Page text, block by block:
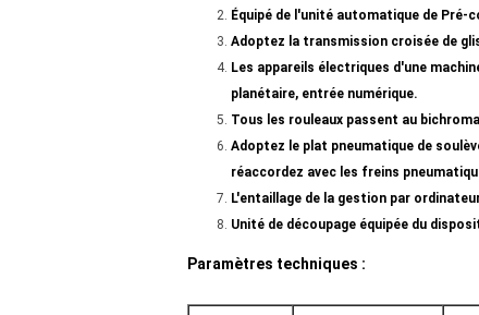
Équipé de l'unité automatique de
Adoptez la transmission croisée de
Les appareils électriques d'une
planétaire, entrée numérique.
Tous les rouleaux passent au
Adoptez le plat pneumatique de
réaccordez avec les freins
L'entaillage de la gestion par
Unité de découpage équipée du
Paramètres techniques :